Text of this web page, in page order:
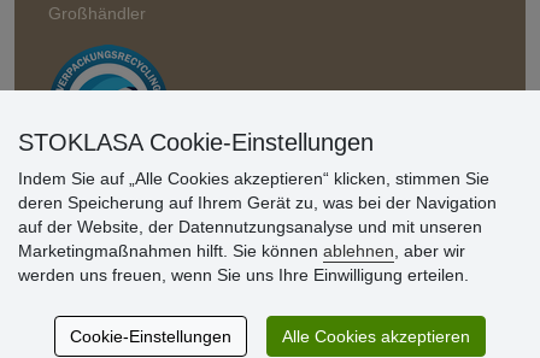
Großhändler
Kundenbewertung
netter Kontakt.
STOKLASA Cookie-Einstellungen
Indem Sie auf „Alle Cookies akzeptieren“ klicken, stimmen Sie
deren Speicherung auf Ihrem Gerät zu, was bei der Navigation
auf der Website, der Datennutzungsanalyse und mit unseren
Marketingmaßnahmen hilft. Sie können ablehnen , aber wir
werden uns freuen, wenn Sie uns Ihre Einwilligung erteilen.
Cookie-Einstellungen Alle Cookies akzeptieren